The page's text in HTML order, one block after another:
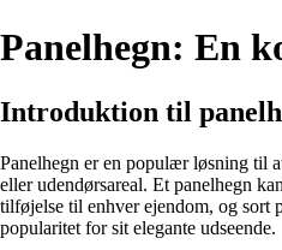
Panelhegn: En
Introduktion til
Panelhegn er en populær løsning til
eller udendørsareal. Et panelhegn
tilføjelse til enhver ejendom, og sort
popularitet for sit elegante udseende.